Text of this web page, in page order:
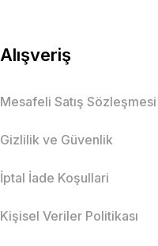
Alışveriş
Mesafeli Satış Sözleşmesi
Gizlilik ve Güvenlik
İptal İade Koşullari
Kişisel Veriler Politikası